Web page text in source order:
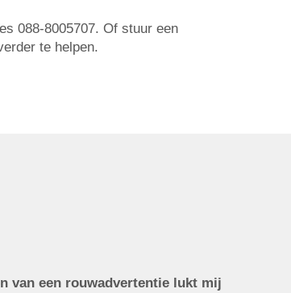
088-8005707. Of stuur een
te helpen.
van een rouwadvertentie lukt mij